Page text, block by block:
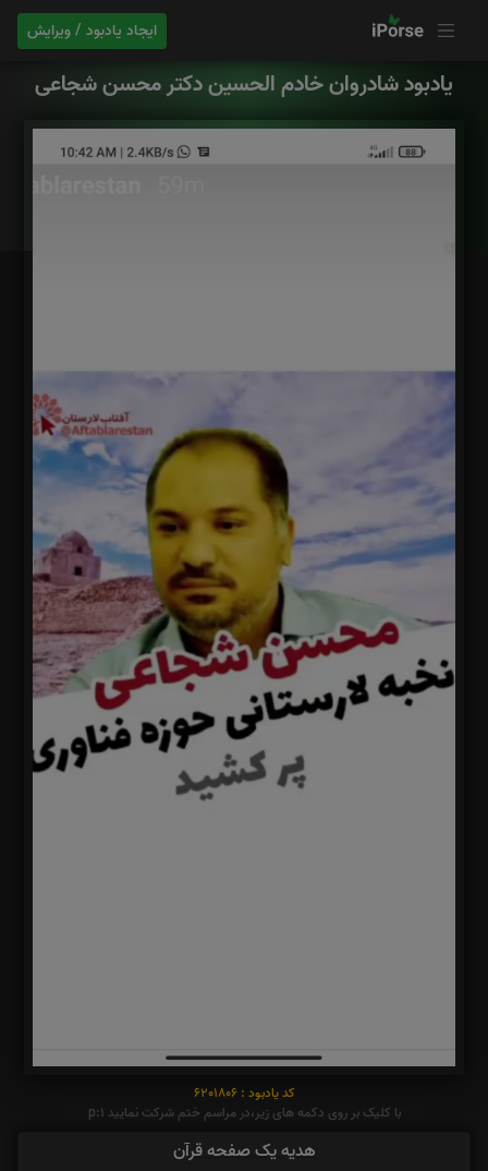
ایجاد یادبود / ویرایش
یادبود شادروان خادم الحسین دکتر محسن شجاعی
کد یادبود : 6201806
با کلیک بر روی دکمه های زیر،در مراسم ختم شرکت نمایید p:1
هدیه یک صفحه قرآن